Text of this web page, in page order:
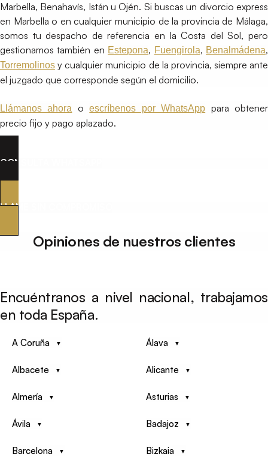
Marbella, Benahavís, Istán u Ojén. Si buscas un divorcio express
en Marbella o en cualquier municipio de la provincia de Málaga,
somos tu despacho de referencia en la Costa del Sol, pero
gestionamos también en Estepona, Fuengirola, Benalmádena,
Torremolinos y cualquier municipio de la provincia, siempre ante
el juzgado que corresponde según el domicilio.
Llámanos ahora oescríbenos por WhatsApp para obtener
precio fijo y pago aplazado.
CONSULTA WHATSAPP
LLAME SIN COMPROMISO
Opiniones de nuestros clientes
Encuéntranos a nivel nacional, trabajamos
en toda España.
A Coruña Álava
Albacete Alicante
Almería Asturias
Ávila Badajoz
Barcelona Bizkaia